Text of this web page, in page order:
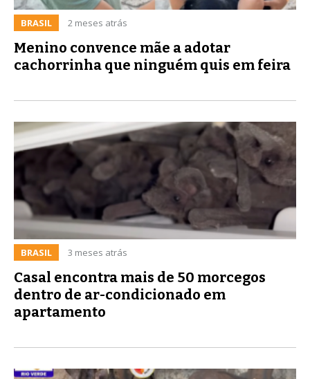
BRASIL 2 meses atrás
Menino convence mãe a adotar
cachorrinha que ninguém quis em feira
BRASIL 3 meses atrás
Casal encontra mais de 50 morcegos
dentro de ar-condicionado em
apartamento